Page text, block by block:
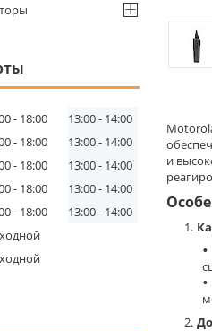
и
18:00 13:00
14:00
18:00 13:00
14:00
18:00 13:00
14:00
18:00 13:00
14:00
18:00 13:00
14:00